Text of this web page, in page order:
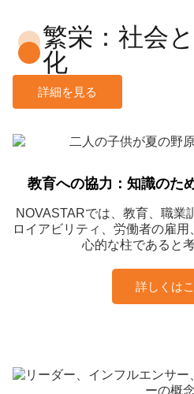
繁栄：社会
化
詳細を見る
教育への協力：知識のた
NOVASTARでは、教育、職業
ロイアビリティ、労働者の雇
心的な柱であると
詳しくは